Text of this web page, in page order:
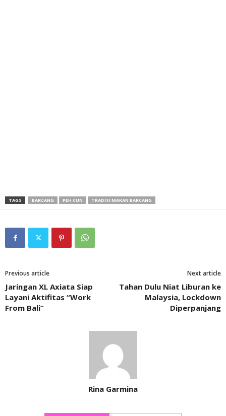
TAGS BAKCANG PEH CUN TRADISI MAKAN BAKCANG
Previous article
Jaringan XL Axiata Siap
Layani Aktifitas “Work
From Bali”
Next article
Tahan Dulu Niat Liburan ke
Malaysia, Lockdown
Diperpanjang
Rina Garmina